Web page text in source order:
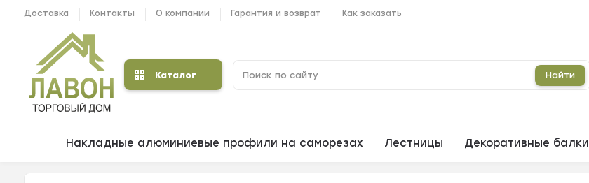
Доставка Контакты О компании Гарантия и возврат Как заказать
Каталог Найти
Накладные алюминиевые профили на саморезах Лестницы Декоративные балки